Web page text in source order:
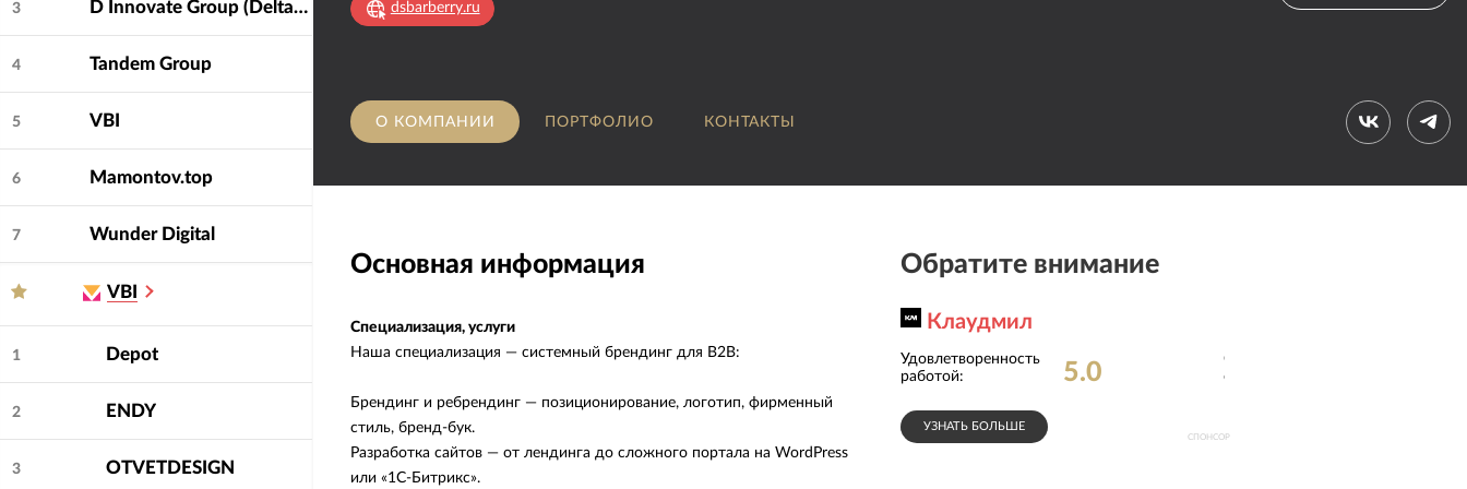
3 D Innovate Group (DeltaClick, Soda, Dinamica, Bench!, Deltaplan, Cube)
4 Tandem Group
5 VBI
6 Mamontov.top
7 Wunder Digital
VBI
1 Depot
2 ENDY
3 OTVETDESIGN
dsbarberry.ru
О КОМПАНИИ ПОРТФОЛИО КОНТАКТЫ
Основная информация
Специализация, услуги
Наша специализация — системный брендинг для B2B:
Брендинг и ребрендинг — позиционирование, логотип, фирменный
стиль, бренд-бук.
Разработка сайтов — от лендинга до сложного портала на WordPress
или «1С-Битрикс».
СПОНСОР
Обратите внимание
Клаудмил
Средняя оценка
Удовлетворенность
работой: 5.0
Соблюдение
сроков
УЗНАТЬ БОЛЬШЕ